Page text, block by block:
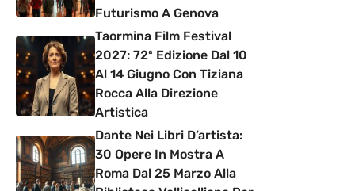
Futurismo A Genova
Taormina Film Festival
2027: 72ª Edizione Dal 10
Al 14 Giugno Con Tiziana
Rocca Alla Direzione
Artistica
Dante Nei Libri D’artista:
30 Opere In Mostra A
Roma Dal 25 Marzo Alla